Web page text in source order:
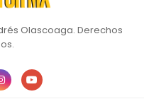
Olascoaga. Derechos